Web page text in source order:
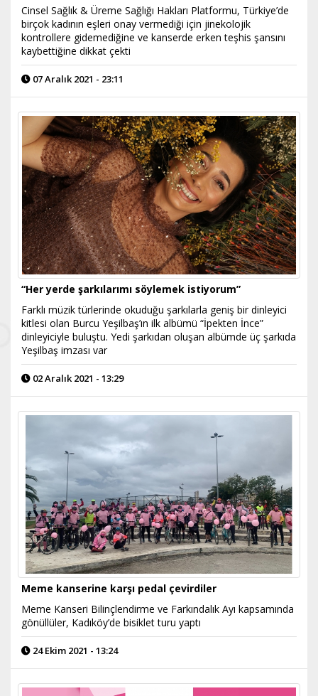
Cinsel Sağlık & Üreme Sağlığı Hakları Platformu, Türkiye’de
birçok kadının eşleri onay vermediği için jinekolojik
kontrollere gidemediğine ve kanserde erken teşhis şansını
kaybettiğine dikkat çekti
07 Aralık 2021 - 23:11
“Her yerde şarkılarımı söylemek istiyorum”
Farklı müzik türlerinde okuduğu şarkılarla geniş bir dinleyici
kitlesi olan Burcu Yeşilbaş’ın ilk albümü “İpekten İnce”
dinleyiciyle buluştu. Yedi şarkıdan oluşan albümde üç şarkıda
Yeşilbaş imzası var
02 Aralık 2021 - 13:29
Meme kanserine karşı pedal çevirdiler
Meme Kanseri Bilinçlendirme ve Farkındalık Ayı kapsamında
gönüllüler, Kadıköy’de bisiklet turu yaptı
24 Ekim 2021 - 13:24